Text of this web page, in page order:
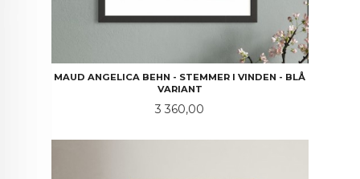
MAUD ANGELICA BEHN - STEMMER I VINDEN - BLÅ
VARIANT
Pris
3 360,00